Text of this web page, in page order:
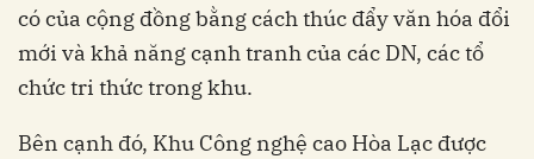
có của cộng đồng bằng cách thúc đẩy văn hóa đổi
mới và khả năng cạnh tranh của các DN, các tổ
chức tri thức trong khu.
Bên cạnh đó, Khu Công nghệ cao Hòa Lạc được